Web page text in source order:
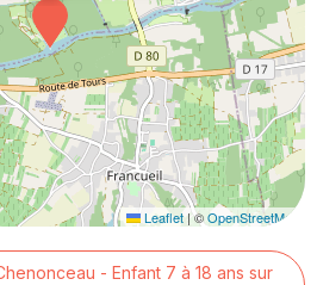
Leaflet |©OpenStreetMap
- Enfant 7 à 18 ans sur